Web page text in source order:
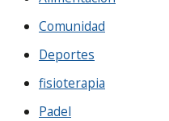
Comunidad
Deportes
fisioterapia
Padel